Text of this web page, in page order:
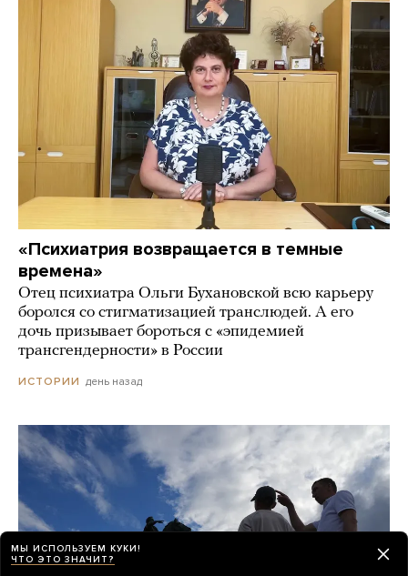
«Психиатрия возвращается в темные
времена»
Отец психиатра Ольги Бухановской всю карьеру
боролся со стигматизацией транслюдей. А его
дочь призывает бороться с «эпидемией
трансгендерности» в России
ИСТОРИИ день назад
МЫ ИСПОЛЬЗУЕМ КУКИ!
ЧТО ЭТО ЗНАЧИТ?